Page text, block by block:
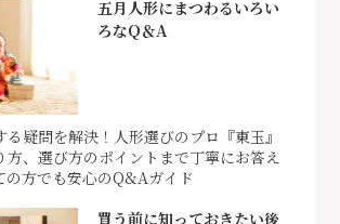
五月人形にまつわるいろい
ろなQ＆A
る疑問を解決！人形選びのプロ『東玉』
方、選び方のポイントまで丁寧にお答え
の方でも安心のQ&Aガイド
買う前に知っておきたい後